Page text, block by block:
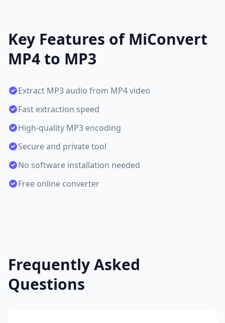
Key Features of MiConvert
MP4 to MP3
Extract MP3 audio from MP4 video
Fast extraction speed
High-quality MP3 encoding
Secure and private tool
No software installation needed
Free online converter
Frequently Asked
Questions